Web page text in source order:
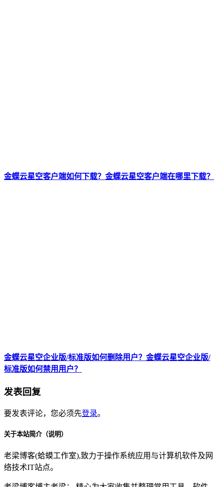
金蝶云星空客户端如何下载？金蝶云星空客户端在哪里下载？
金蝶云星空企业版/标准版如何删除用户？金蝶云星空企业版/
标准版如何禁用用户？
发表回复
要发表评论，您必须先登录。
关于本站简介（说明）
老梁博客(蛤蟆工作室),致力于操作系统应用与计算机软件及网
络技术IT站点。